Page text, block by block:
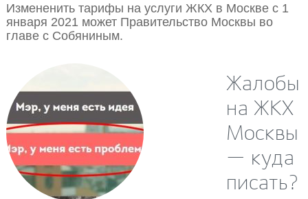
Измененить тарифы на услуги ЖКХ в Москве с 1
января 2021 может Правительство Москвы во
главе с Собяниным.
Жалобы
на ЖКХ
Москвы
— куда
писать?